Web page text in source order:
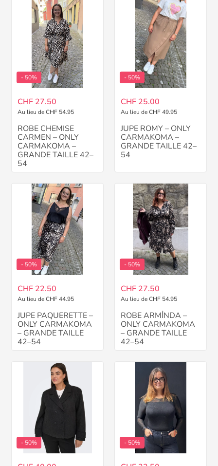
- 50%
CHF 27.50
Au lieu de CHF 54.95
ROBE CHEMISE
CARMEN – ONLY
CARMAKOMA –
GRANDE TAILLE 42–
54
- 50%
CHF 25.00
Au lieu de CHF 49.95
JUPE ROMY – ONLY
CARMAKOMA –
GRANDE TAILLE 42–
54
- 50%
CHF 22.50
Au lieu de CHF 44.95
JUPE PAQUERETTE –
ONLY CARMAKOMA
– GRANDE TAILLE
42–54
- 50%
CHF 27.50
Au lieu de CHF 54.95
ROBE ARMİNDA –
ONLY CARMAKOMA
– GRANDE TAILLE
42–54
- 50% - 50%